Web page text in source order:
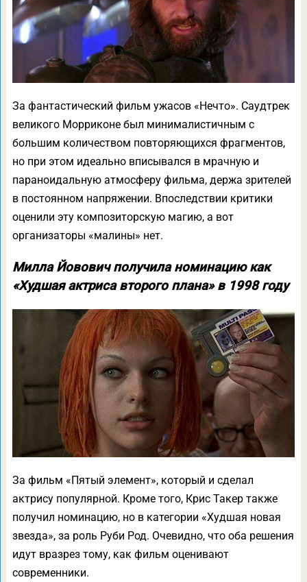
За фантастический фильм ужасов «Нечто». Саудтрек
великого Морриконе был минималистичным с
большим количеством повторяющихся фрагментов,
но при этом идеально вписывался в мрачную и
параноидальную атмосферу фильма, держа зрителей
в постоянном напряжении. Впоследствии критики
оценили эту композиторскую магию, а вот
организаторы «малины» нет.
Милла Йовович получила номинацию как
«Худшая актриса второго плана» в 1998 году
За фильм «Пятый элемент», который и сделал
актрису популярной. Кроме того, Крис Такер также
получил номинацию, но в категории «Худшая новая
звезда», за роль Руби Род. Очевидно, что оба решения
идут вразрез тому, как фильм оценивают
современники.